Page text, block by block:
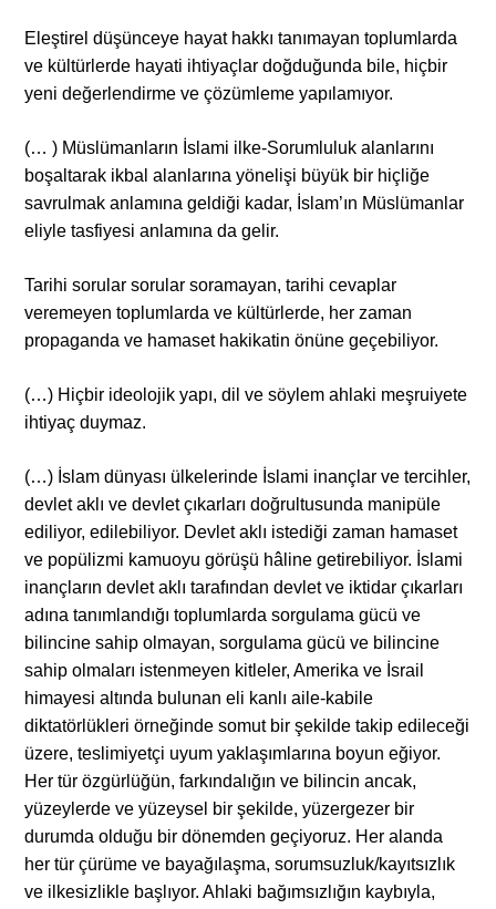
Eleştirel düşünceye hayat hakkı tanımayan toplumlarda
ve kültürlerde hayati ihtiyaçlar doğduğunda bile, hiçbir
yeni değerlendirme ve çözümleme yapılamıyor.
(… ) Müslümanların İslami ilke-Sorumluluk alanlarını
boşaltarak ikbal alanlarına yönelişi büyük bir hiçliğe
savrulmak anlamına geldiği kadar, İslam’ın Müslümanlar
eliyle tasfiyesi anlamına da gelir.
Tarihi sorular sorular soramayan, tarihi cevaplar
veremeyen toplumlarda ve kültürlerde, her zaman
propaganda ve hamaset hakikatin önüne geçebiliyor.
(…) Hiçbir ideolojik yapı, dil ve söylem ahlaki meşruiyete
ihtiyaç duymaz.
(…) İslam dünyası ülkelerinde İslami inançlar ve tercihler,
devlet aklı ve devlet çıkarları doğrultusunda manipüle
ediliyor, edilebiliyor. Devlet aklı istediği zaman hamaset
ve popülizmi kamuoyu görüşü hâline getirebiliyor. İslami
inançların devlet aklı tarafından devlet ve iktidar çıkarları
adına tanımlandığı toplumlarda sorgulama gücü ve
bilincine sahip olmayan, sorgulama gücü ve bilincine
sahip olmaları istenmeyen kitleler, Amerika ve İsrail
himayesi altında bulunan eli kanlı aile-kabile
diktatörlükleri örneğinde somut bir şekilde takip edileceği
üzere, teslimiyetçi uyum yaklaşımlarına boyun eğiyor.
Her tür özgürlüğün, farkındalığın ve bilincin ancak,
yüzeylerde ve yüzeysel bir şekilde, yüzergezer bir
durumda olduğu bir dönemden geçiyoruz. Her alanda
her tür çürüme ve bayağılaşma, sorumsuzluk/kayıtsızlık
ve ilkesizlikle başlıyor. Ahlaki bağımsızlığın kaybıyla,